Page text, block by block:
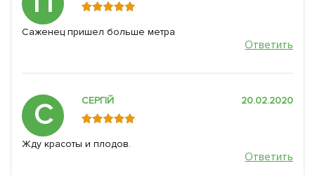
Саженец пришел больше метра
Ответить
С СЕРГІЙ 20.02.2020
Жду красоты и плодов.
Ответить